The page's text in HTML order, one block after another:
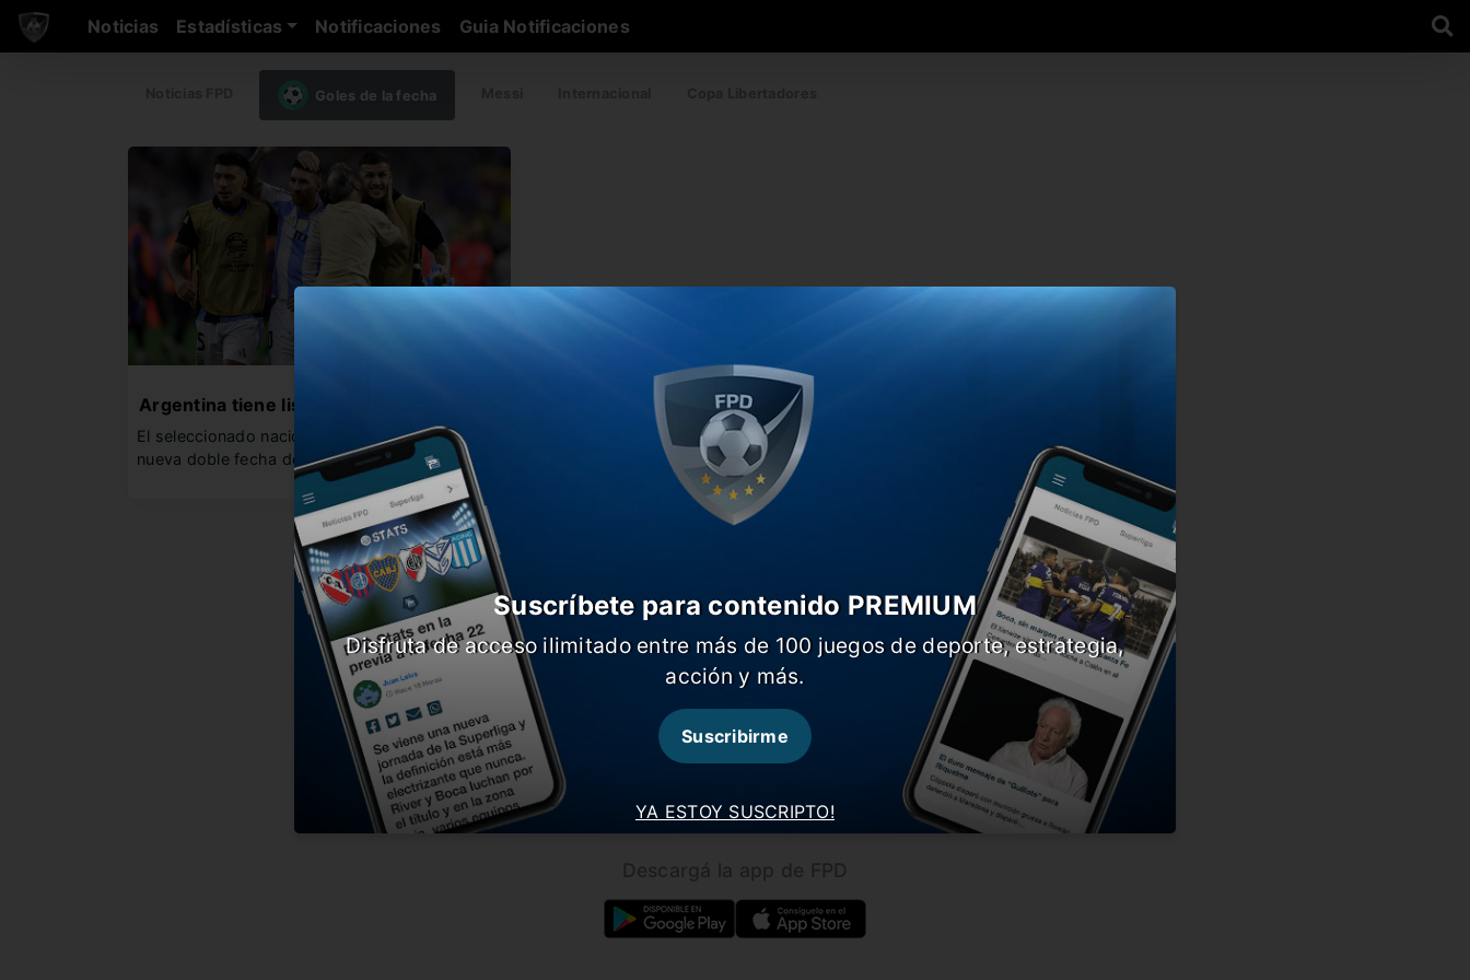
Noticias Estadísticas Notificaciones Guia Notificaciones
Goles de la fecha
Argentina tiene lista
El seleccionado nacional se prepara para una
nueva doble fecha de Eliminatorias.…
CARGAR MÁS NOTICIAS
YA ESTOY SUSCRIPTO!
Suscríbete para contenido PREMIUM
Disfruta de acceso ilimitado entre más de 100 juegos de deporte, estrategia,
acción y más.
Suscribirme